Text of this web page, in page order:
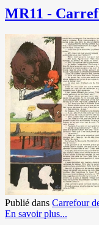
MR11 -
Publié dans Carrefour
En savoir plus...